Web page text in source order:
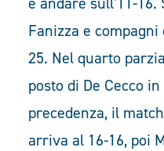
Fanizza e
25. Nel quarto
posto di De Cecco
precedenza, il
arriva al 16-16, poi